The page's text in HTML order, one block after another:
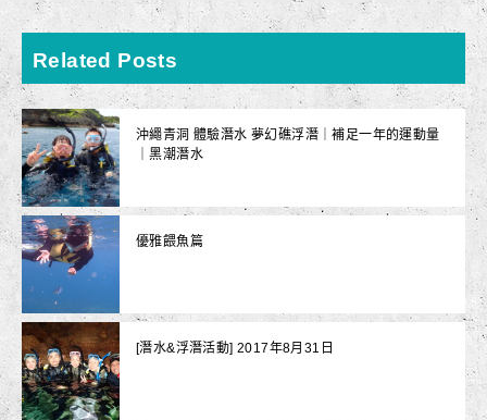
Related Posts
沖繩青洞 體驗潛水 夢幻礁浮潛｜補足一年的運動量
｜黑潮潛水
優雅餵魚篇
[潛水&浮潛活動] 2017年8月31日